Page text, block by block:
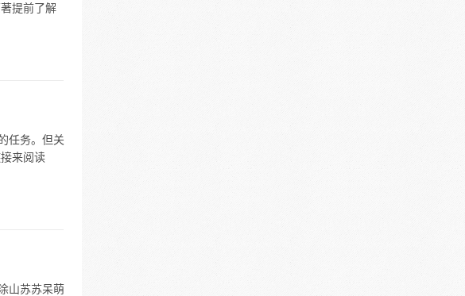
提前了解
任务。但关
来阅读
山苏苏呆萌